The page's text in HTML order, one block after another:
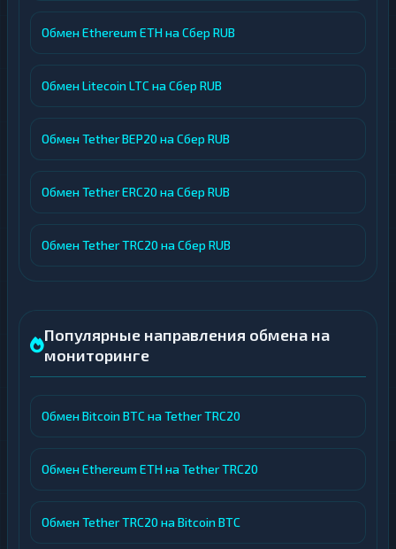
Обмен Ethereum ETH на Сбер RUB
Обмен Litecoin LTC на Сбер RUB
Обмен Tether BEP20 на Сбер RUB
Обмен Tether ERC20 на Сбер RUB
Обмен Tether TRC20 на Сбер RUB
Популярные направления обмена на
мониторинге
Обмен Bitcoin BTC на Tether TRC20
Обмен Ethereum ETH на Tether TRC20
Обмен Tether TRC20 на Bitcoin BTC